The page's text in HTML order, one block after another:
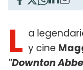
L a
y cine
"Downton